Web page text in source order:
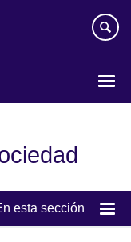
esta sección